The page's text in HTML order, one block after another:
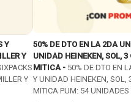
Y
Y
Y
50% DE DTO EN LA 2DA
UNIDAD HEINEKEN, SOL, 3
MITICA - 50% DE DTO EN
Y UNIDAD HEINEKEN, SOL,
MITICA PUM: 54